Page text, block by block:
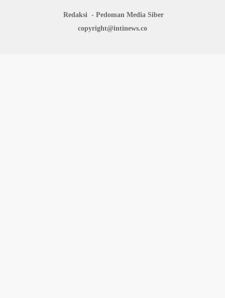
Redaksi
Pedoman Media Siber
copyright@intinews.co